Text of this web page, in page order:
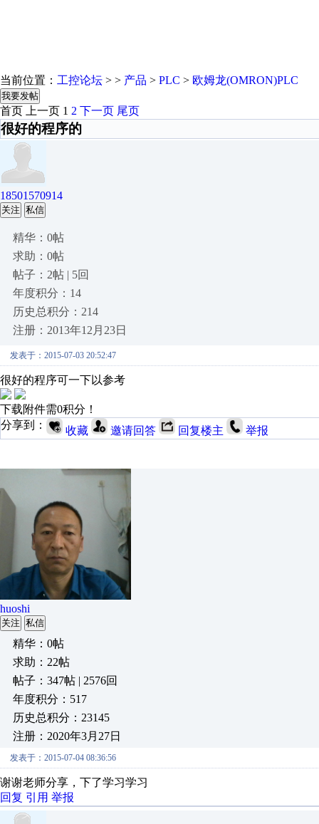
当前位置： 工控论坛 > > 产品 > PLC > 欧姆龙(OMRON)PLC
我要发帖
首页 上一页 1 2 下一页 尾页
很好的程序的
18501570914
关注 私信
精华：0帖
求助：0帖
帖子：2帖 | 5回
年度积分：14
历史总积分：214
注册：2013年12月23日
发表于：2015-07-03 20:52:47
很好的程序可一下以参考
下载附件需0积分！
分享到：
收藏 邀请回答 回复楼主 举报
huoshi
关注 私信
精华：0帖
求助：22帖
帖子：347帖 | 2576回
年度积分：517
历史总积分：23145
注册：2020年3月27日
发表于：2015-07-04 08:36:56
谢谢老师分享，下了学习学习
回复 引用 举报